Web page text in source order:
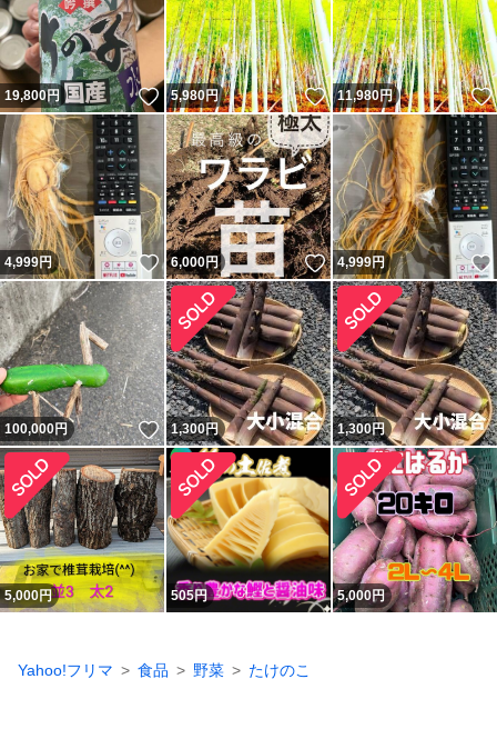
19,800円 いいね！
5,980円 いいね！
11,980円
4,999円 いいね！
6,000円 いいね！
4,999円
100,000円 いいね！
1,300円 1,300円
5,000円 505円 5,000円
Yahoo!フリマ 食品 野菜 たけのこ